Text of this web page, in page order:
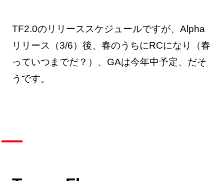
TF2.0のリリーススケジュールですが、Alpha
リリース（3/6）後、春のうちにRCになり（春
っていつまでだ？）、GAは今年中予定、だそ
うです。